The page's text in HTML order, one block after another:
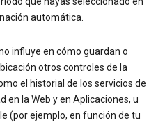
automática.
influye en cómo guardan o
otros controles de la
el historial de los servicios de
en la Web y en Aplicaciones, u
(por ejemplo, en función de tu